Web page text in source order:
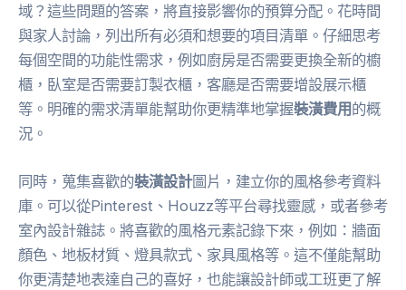
域？這些問題的答案，將直接影響你的預算分配。花時間
與家人討論，列出所有必須和想要的項目清單。仔細思考
每個空間的功能性需求，例如廚房是否需要更換全新的櫥
櫃，臥室是否需要訂製衣櫃，客廳是否需要增設展示櫃
等。明確的需求清單能幫助你更精準地掌握裝潢費用的概
況。
同時，蒐集喜歡的裝潢設計圖片，建立你的風格參考資料
庫。可以從Pinterest、Houzz等平台尋找靈感，或者參考
室內設計雜誌。將喜歡的風格元素記錄下來，例如：牆面
顏色、地板材質、燈具款式、家具風格等。這不僅能幫助
你更清楚地表達自己的喜好，也能讓設計師或工班更了解